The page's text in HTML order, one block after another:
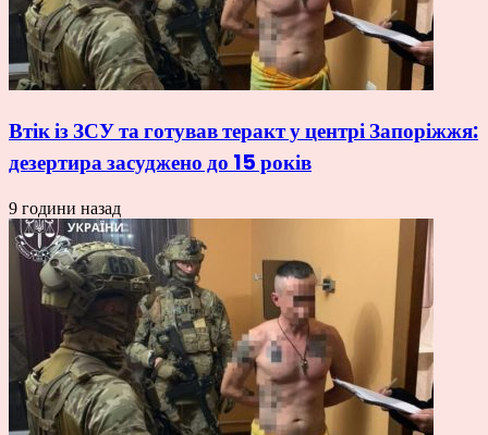
Втік із ЗСУ та готував теракт у центрі Запоріжжя:
дезертира засуджено до 15 років
9 години назад